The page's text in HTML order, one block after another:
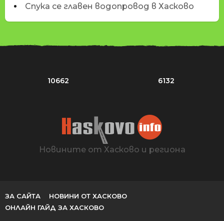
Спука се главен водопровод в Хасково
10662 6132
Новините от Хасково и региона
ЗА САЙТА
НОВИНИ ОТ ХАСКОВО
ОНЛАЙН ГАЙД ЗА ХАСКОВО